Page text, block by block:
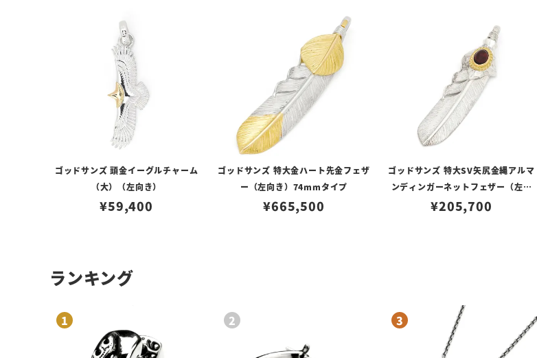
ゴッドサンズ 頭金イーグルチャーム
（大）（左向き）
¥59,400
ゴッドサンズ 特大金ハート先金フェザ
ー（左向き）74mmタイプ
¥665,500
ゴッドサンズ 特大SV矢尻金縄アルマ
ンディンガーネットフェザー（左向
き）74mmタイプ
¥205,700
ランキング